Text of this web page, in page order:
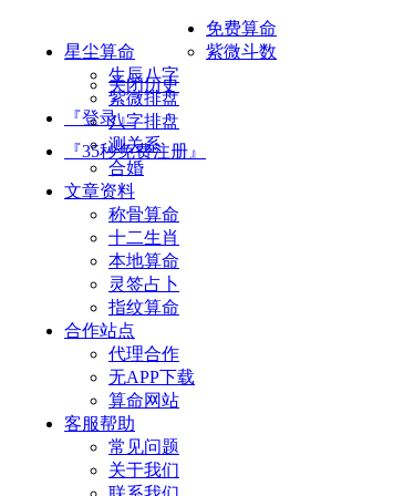
星尘算命
关闭历史
『登录』
『35秒免费注册』
免费算命
紫微斗数
生辰八字
紫微排盘
八字排盘
测关系
合婚
文章资料
称骨算命
十二生肖
本地算命
灵签占卜
指纹算命
合作站点
代理合作
无APP下载
算命网站
客服帮助
常见问题
关于我们